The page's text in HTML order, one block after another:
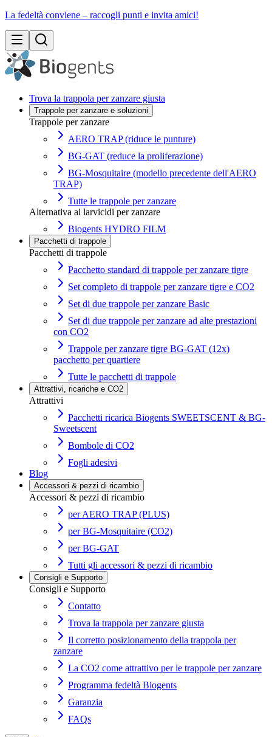
La fedeltà conviene – raccogli punti e invita amici!
Trova la trappola per zanzare giusta
Trappole per zanzare e soluzioni
Trappole per zanzare
AERO TRAP (riduce le punture)
BG-GAT (reduce la proliferazione)
BG-Mosquitaire (modello precedente dell'AERO
TRAP)
Tutte le trappole per zanzare
Alternativa ai larvicidi per zanzare
Biogents HYDRO FILM
Pacchetti di trappole
Pacchetti di trappole
Pacchetto standard di trappole per zanzare tigre
Set completo di trappole per zanzare tigre e CO2
Set di due trappole per zanzare Basic
Set di due trappole per zanzare ad alte prestazioni
con CO2
Trappole per zanzare tigre BG-GAT (12x)
pacchetto per quartiere
Tutte le pacchetti di trappole
Attrattivi, ricariche e CO2
Attrattivi
Pacchetti ricarica Biogents SWEETSCENT & BG-
Sweetscent
Bombole di CO2
Fogli adesivi
Blog
Accessori & pezzi di ricambio
Accessori & pezzi di ricambio
per AERO TRAP (PLUS)
per BG-Mosquitaire (CO2)
per BG-GAT
Tutti gli accessori & pezzi di ricambio
Consigli e Supporto
Consigli e Supporto
Contatto
Trova la trappola per zanzare giusta
Il corretto posizionamento della trappola per
zanzare
La CO2 come attrattivo per le trappole per zanzare
Programma fedeltà Biogents
Garanzia
FAQs